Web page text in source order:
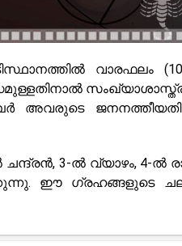
വാരഫലം
അവരുടെ
3-ൽ വ്യാഴം, 4-ൽ
ഈ ഗ്രഹങ്ങളുടെ